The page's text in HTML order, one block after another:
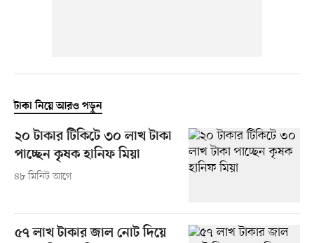
টাকা নিয়ে আরও পড়ুন
২০ টাকার টিকিটে ৩০ লাখ টাকা
পাচ্ছেন কৃষক হানিফ মিয়া
৪৮ মিনিট আগে
৫৭ লাখ টাকার জাল নোট দিয়ে